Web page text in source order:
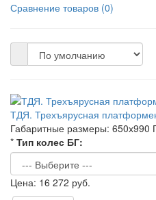
Сравнение товаров (0)
ТДЯ. Трехъярусная
Габаритные размеры: 650х990
* Тип колес БГ:
16 272 руб.